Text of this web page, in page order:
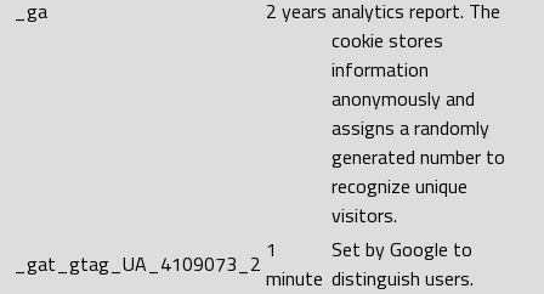
_ga 2 years analytics report. The
cookie stores
information
anonymously and
assigns a randomly
generated number to
recognize unique
visitors.
_gat_gtag_UA_4109073_2 1
minute
Set by Google to
distinguish users.